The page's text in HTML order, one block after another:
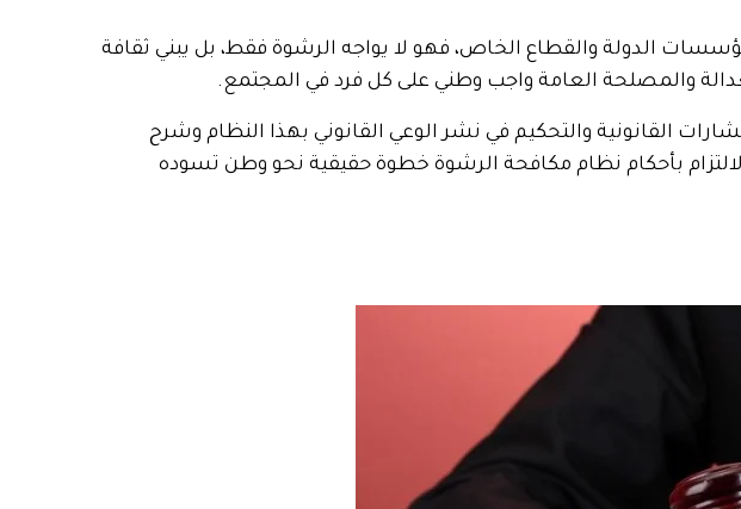
الدولة والقطاع الخاص، فهو لا يواجه الرشوة فقط، بل يبني ثقافة
والمصلحة العامة واجب وطني على كل فرد في المجتمع.
القانونية والتحكيم في نشر الوعي القانوني بهذا النظام وشرح
بأحكام نظام مكافحة الرشوة خطوة حقيقية نحو وطن تسوده